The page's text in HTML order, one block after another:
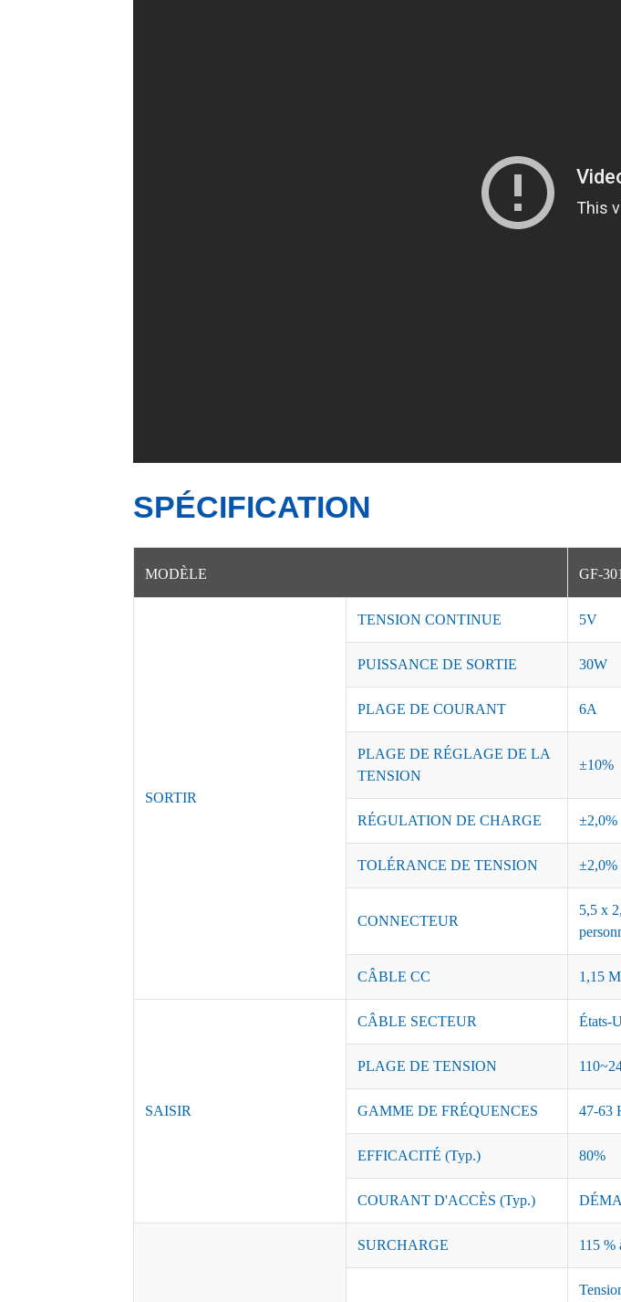
SPÉCIFICATION
MODÈLE GF-
SORTIR
TENSION CONTINUE 5V
PUISSANCE DE SORTIE 30W
PLAGE DE COURANT 6A
PLAGE DE RÉGLAGE DE LA
TENSION
±10%
RÉGULATION DE CHARGE ±2,0%
TOLÉRANCE DE TENSION ±2,0%
CONNECTEUR
5,5 x
CÂBLE CC 1,15
SAISIR
CÂBLE SECTEUR États-
PLAGE DE TENSION
GAMME DE FRÉQUENCES 47-63
EFFICACITÉ (Typ.) 80%
COURANT D'ACCÈS (Typ.)
SURCHARGE 115 %